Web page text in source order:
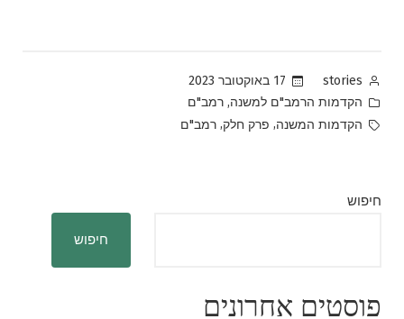
Posted
by
stories
17 באוקטובר 2023
Posted
in
הקדמות הרמב"ם למשנה, רמב"ם
Tags:
הקדמות המשנה, פרק חלק, רמב"ם
חיפוש
חיפוש
פוסטים אחרונים